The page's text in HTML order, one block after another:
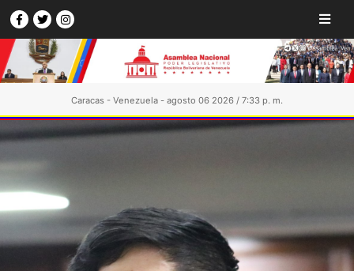
Caracas - Venezuela - agosto 06 2026 / 7:33 p. m.